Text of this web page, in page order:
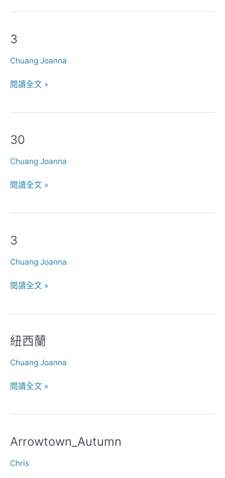
3
Chuang Joanna
3
閱讀全文 »
30
Chuang Joanna
30
閱讀全文 »
3
Chuang Joanna
3
閱讀全文 »
紐西蘭
Chuang Joanna
紐
蘭
閱讀全文 »
Arrowtown_Autumn
Chris
Arrowtown_Autumn